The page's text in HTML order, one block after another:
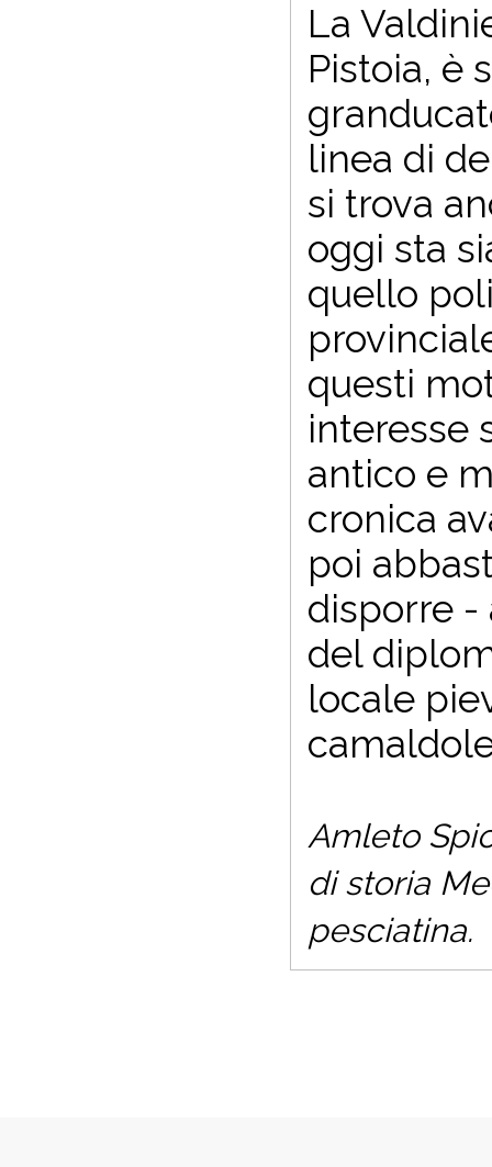
La
Pistoia, è
linea di
si trova
oggi sta
quello
questi
interesse
antico e
cronica
poi
disporre -
del
locale
Amleto
di storia
pesciatina.